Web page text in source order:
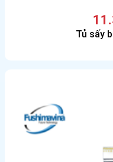
Tủ sấy